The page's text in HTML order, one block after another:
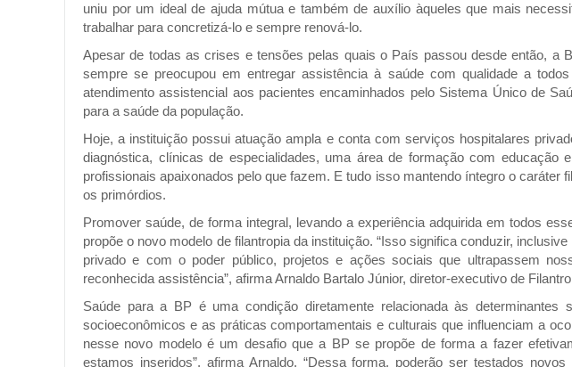
uniu por um ideal de ajuda mútua e também de auxílio àqueles que mais
trabalhar para concretizá-lo e sempre renová-lo.
Apesar de todas as crises e tensões pelas quais o País passou desde então, a
sempre se preocupou em entregar assistência à saúde com qualidade a
atendimento assistencial aos pacientes encaminhados pelo Sistema Único de
para a saúde da população.
Hoje, a instituição possui atuação ampla e conta com serviços hospitalares
diagnóstica, clínicas de especialidades, uma área de formação com educação
profissionais apaixonados pelo que fazem. E tudo isso mantendo íntegro o caráter
os primórdios.
Promover saúde, de forma integral, levando a experiência adquirida em todos
propõe o novo modelo de filantropia da instituição. “Isso significa conduzir,
privado e com o poder público, projetos e ações sociais que ultrapassem
reconhecida assistência”, afirma Arnaldo Bartalo Júnior, diretor-executivo de
Saúde para a BP é uma condição diretamente relacionada às
socioeconômicos e as práticas comportamentais e culturais que influenciam a
nesse novo modelo é um desafio que a BP se propõe de forma a fazer
estamos inseridos”, afirma Arnaldo. “Dessa forma, poderão ser testados